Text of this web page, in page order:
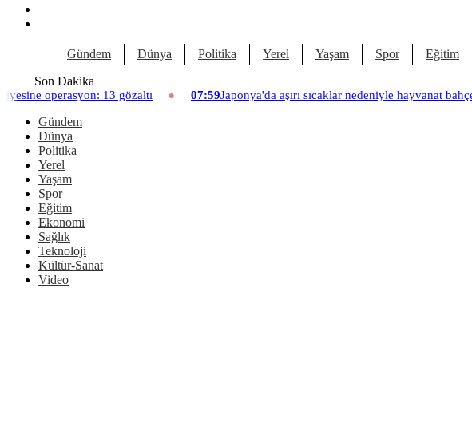
Gündem Dünya Politika Yerel Yaşam Spor Eğitim
Son Dakika
gözaltı 07:59Japonya'da aşırı sıcaklar nedeniyle hayvanat bahçesinde üç aslan öldü
Gündem
Dünya
Politika
Yerel
Yaşam
Spor
Eğitim
Ekonomi
Sağlık
Teknoloji
Kültür-Sanat
Video